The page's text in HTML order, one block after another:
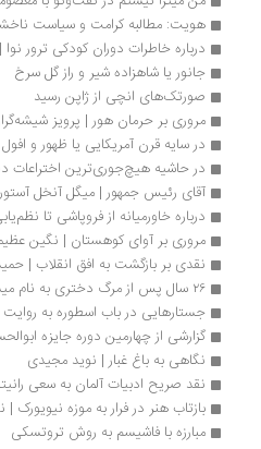
هویت: مطالبه کرامت و سیاست ناخشنودی
درباره خاطرات دوران کودکی ترور نوا |
جانور یا شاهزاده شیر و راز گل سرخ
صورتک‌های انچی از ژاپن رسید
مروری بر حرمان هور | پرویز شیشه‌گران
در سایه قرن آمریکایی یا ظهور و افول قدرت
در حاشیه هیچ‌جوری‌ترین اختراعات دنیا |
آقای رئیس جمهور | میگل آنخل آستوریاس
درباره خاورمیانه از فروپاشی تا نظم‌یابی |
مروری بر آوای کوهستان | نگین عظیمی
نقدی بر بازگشت به افق انقلاب | حمید
جستارهایی در باب اسطوره به روایت
گزارشی از چهارمین دوره جایزه ابوالحسن
نگاهی به باغ غبار | نوید مجیدی
نقد صریح ادبیات آلمان به سعی رانیتسکی
بازتاب هنر در فرار به موزه نیویورک | نسیم
مبارزه با فاشیسم به روش تروتسکی